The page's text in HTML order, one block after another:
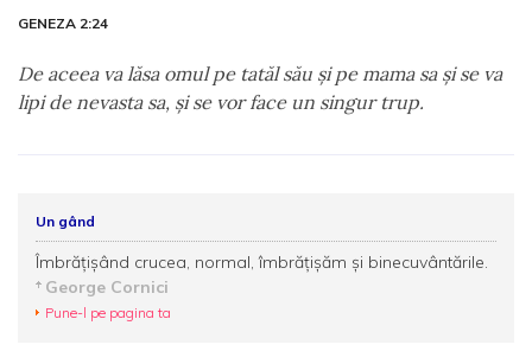
GENEZA 2:24
De aceea va lăsa omul pe tatăl său şi pe mama sa şi se va
lipi de nevasta sa, şi se vor face un singur trup.
Un gând
Îmbrățișând crucea, normal, îmbrățișăm și binecuvântările.
George Cornici
Pune-l pe pagina ta